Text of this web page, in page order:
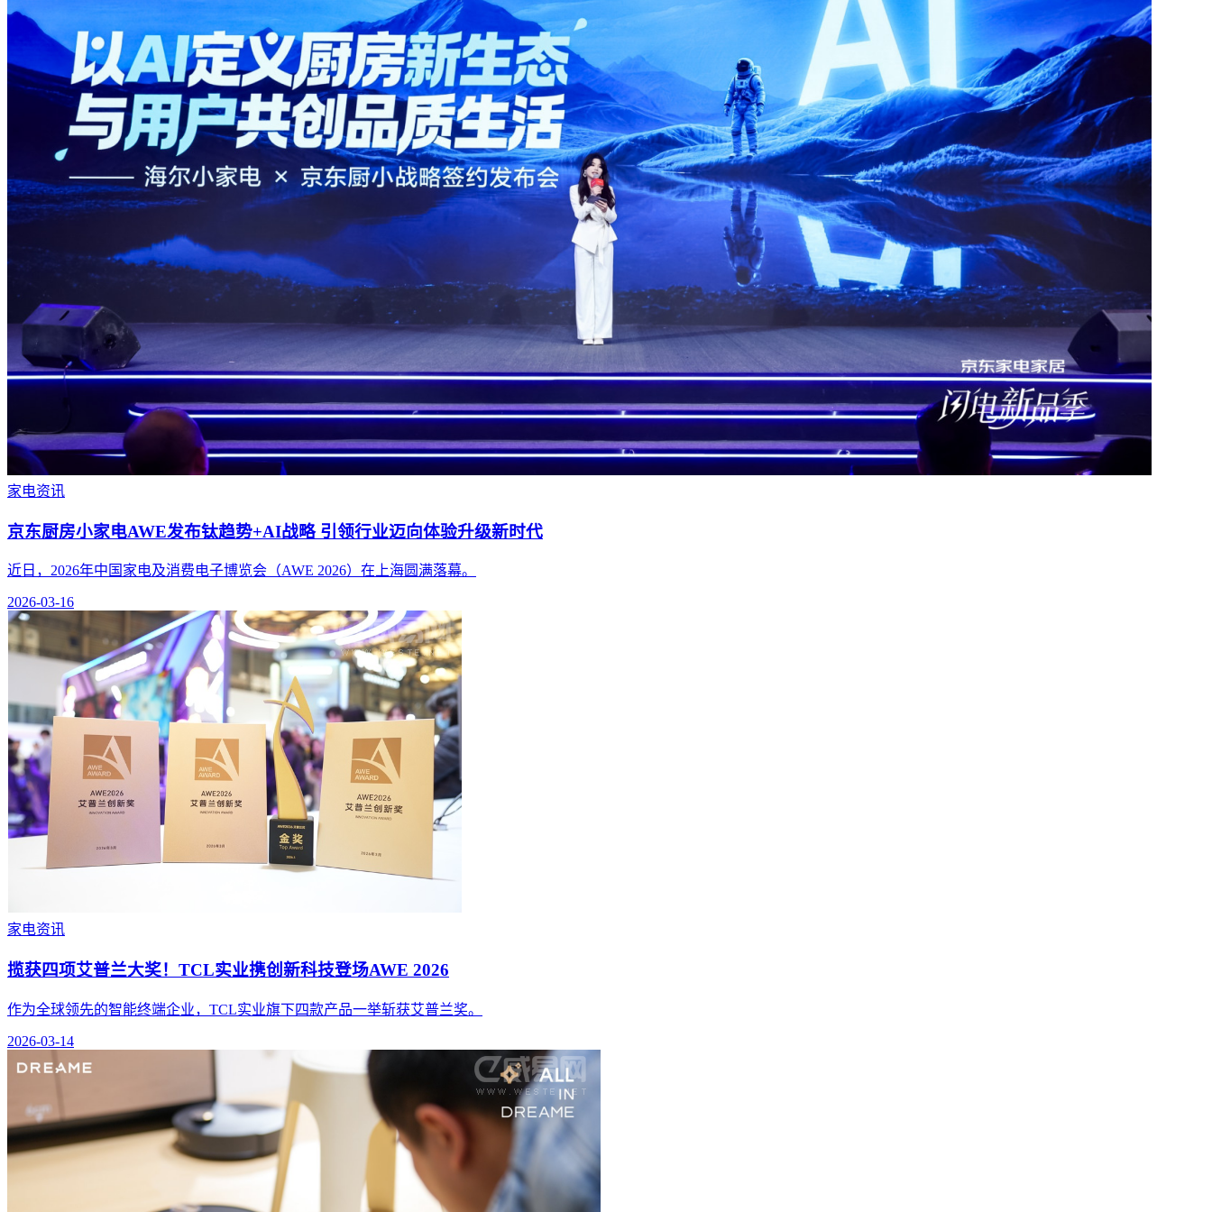
家电资讯
京东厨房小家电AWE发布钛趋势+AI战略 引领行业迈向体验升级新时代
近日，2026年中国家电及消费电子博览会（AWE 2026）在上海圆满落幕。
2026-03-16
家电资讯
揽获四项艾普兰大奖！TCL实业携创新科技登场AWE 2026
作为全球领先的智能终端企业，TCL实业旗下四款产品一举斩获艾普兰奖。
2026-03-14